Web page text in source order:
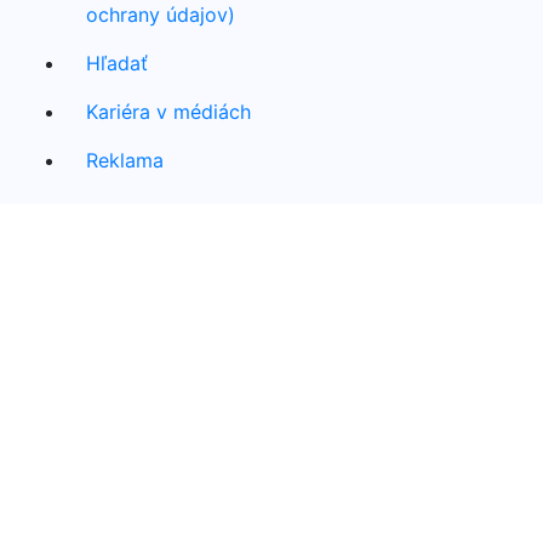
ochrany údajov)
Hľadať
Kariéra v médiách
Reklama